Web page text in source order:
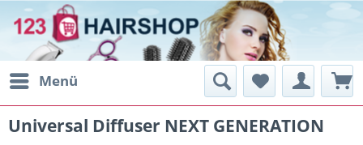
Menü
Universal Diffuser NEXT GENERATION